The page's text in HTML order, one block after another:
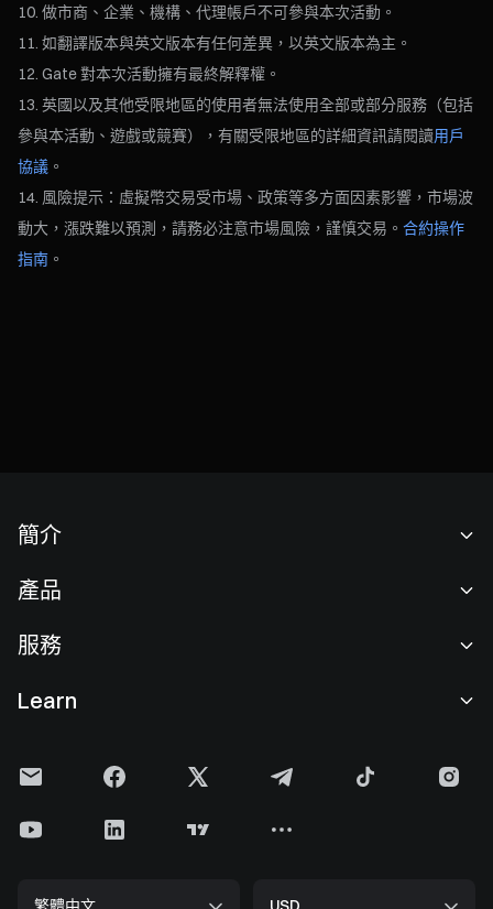
做市商、企業、機構、代理帳戶不可參與本次活動。
如翻譯版本與英文版本有任何差異，以英文版本為主。
Gate 對本次活動擁有最終解釋權。
英國以及其他受限地區的使用者無法使用全部或部分服務（包括
參與本活動、遊戲或競賽），有關受限地區的詳細資訊請閱讀用戶
協議 。
風險提示：虛擬幣交易受市場、政策等多方面因素影響，市場波
動大，漲跌難以預測，請務必注意市場風險，謹慎交易。合約操作
指南 。
簡介
新聞中心
Cookie 政策
產品
現貨交易
理財中心
服務
費率標準
Learn
Gate 快訊